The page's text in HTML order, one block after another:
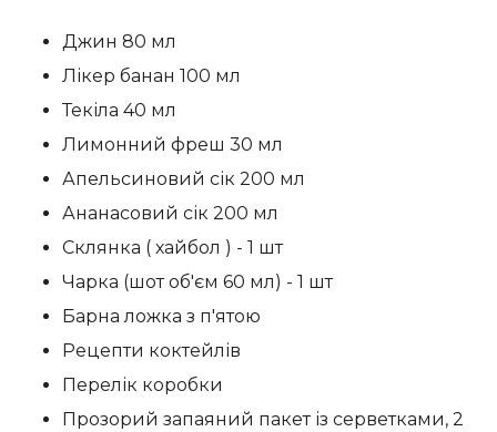
Джин 80 мл
Лікер банан 100 мл
Текіла 40 мл
Лимонний фреш 30 мл
Апельсиновий сік 200 мл
Ананасовий сік 200 мл
Склянка ( хайбол ) - 1 шт
Чарка (шот об'єм 60 мл) - 1 шт
Барна ложка з п'ятою
Рецепти коктейлів
Перелік коробки
Прозорий запаяний пакет із серветками, 2